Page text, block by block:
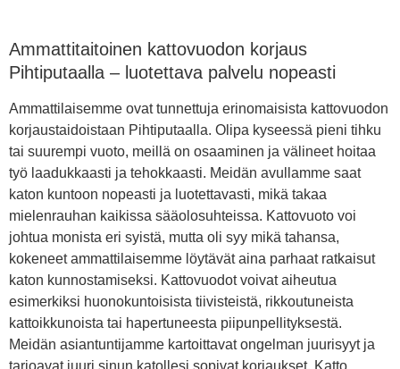
Ammattitaitoinen kattovuodon korjaus
Pihtiputaalla – luotettava palvelu nopeasti
Ammattilaisemme ovat tunnettuja erinomaisista kattovuodon
korjaustaidoistaan Pihtiputaalla. Olipa kyseessä pieni tihku
tai suurempi vuoto, meillä on osaaminen ja välineet hoitaa
työ laadukkaasti ja tehokkaasti. Meidän avullamme saat
katon kuntoon nopeasti ja luotettavasti, mikä takaa
mielenrauhan kaikissa sääolosuhteissa. Kattovuoto voi
johtua monista eri syistä, mutta oli syy mikä tahansa,
kokeneet ammattilaisemme löytävät aina parhaat ratkaisut
katon kunnostamiseksi. Kattovuodot voivat aiheutua
esimerkiksi huonokuntoisista tiivisteistä, rikkoutuneista
kattoikkunoista tai hapertuneesta piipunpellityksestä.
Meidän asiantuntijamme kartoittavat ongelman juurisyyt ja
tarjoavat juuri sinun katollesi sopivat korjaukset. Katto